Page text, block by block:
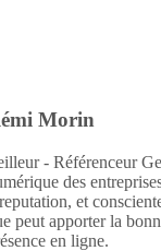
Morin
- Référenceur
des
et
peut apporter la
en ligne.